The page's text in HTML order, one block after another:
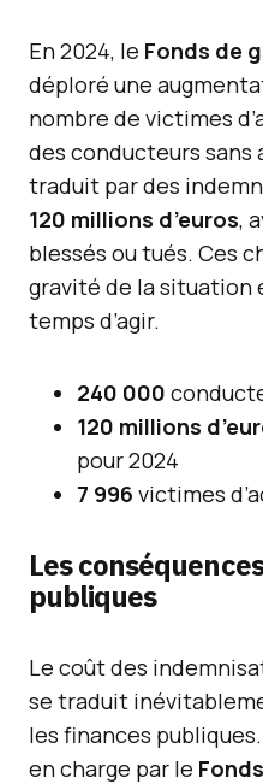
En 2024, le Fonds de
déploré une
nombre de victimes
des conducteurs sans
traduit par des
120 millions d’euros,
blessés ou tués. Ces
gravité de la situation
temps d’agir.
240 000
120 millions
pour 2024
7 996 victimes
Les
publiques
Le coût des
se traduit
les finances
en charge par le